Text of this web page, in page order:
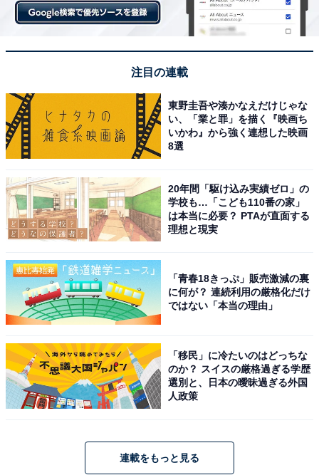
【今日チェックしたい】ハイセンスの人気商品5選
ハイセンス 洗濯機 7kg 1-3人用 スリム 最短14分洗濯 シャ
ワー水流 激流洗浄 予約機能 風乾燥 部屋干し 多彩コース
Amazonで見る
ハイセンス「HW-KD80L」
注目の連載
東野圭吾や湊かなえだけじゃな
い、「業と罪」を描く『映画ち
いかわ』から強く連想した映画
8選
20年間「駆け込み実績ゼロ」の
学校も…「こども110番の家」
は本当に必要？ PTAが直面する
理想と現実
「青春18きっぷ」販売激減の裏
に何が？ 連続利用の厳格化だけ
ではない「本当の理由」
「移民」に冷たいのはどっちな
のか？ スイスの厳格過ぎる学歴
選別と、日本の曖昧過ぎる外国
人政策
連載をもっと見る